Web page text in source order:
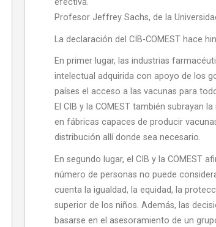
Profesor Jeffrey Sachs, de la
La declaración del CIB-COMEST hace
En primer lugar, las industrias
intelectual adquirida con apoyo de los
países el acceso a las vacunas para
El CIB y la COMEST también subrayan
en fábricas capaces de producir
distribución allí donde sea necesario.
En segundo lugar, el CIB y la COMEST
número de personas no puede
cuenta la igualdad, la equidad, la
superior de los niños. Además, las
basarse en el asesoramiento de un